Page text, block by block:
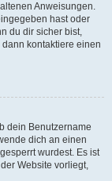
Anweisungen.
hast oder
du dir sicher bist,
kontaktiere einen
dein Benutzername
dich an einen
wurdest. Es ist
Website vorliegt,